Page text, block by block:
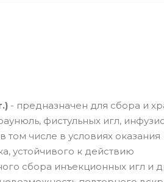
- предназначен для сбора и
фистульных игл,
том числе в условиях оказания
устойчивого к действию
сбора инъекционных игл и